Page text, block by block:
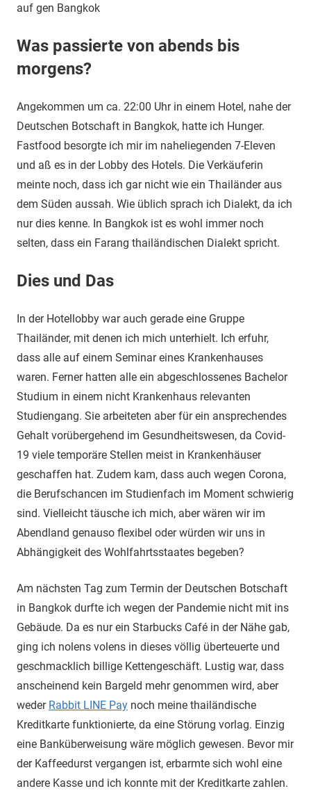
auf gen Bangkok
Was passierte von abends bis
morgens?
Angekommen um ca. 22:00 Uhr in einem Hotel, nahe der
Deutschen Botschaft in Bangkok, hatte ich Hunger.
Fastfood besorgte ich mir im naheliegenden 7-Eleven
und aß es in der Lobby des Hotels. Die Verkäuferin
meinte noch, dass ich gar nicht wie ein Thailänder aus
dem Süden aussah. Wie üblich sprach ich Dialekt, da ich
nur dies kenne. In Bangkok ist es wohl immer noch
selten, dass ein Farang thailändischen Dialekt spricht.
Dies und Das
In der Hotellobby war auch gerade eine Gruppe
Thailänder, mit denen ich mich unterhielt. Ich erfuhr,
dass alle auf einem Seminar eines Krankenhauses
waren. Ferner hatten alle ein abgeschlossenes Bachelor
Studium in einem nicht Krankenhaus relevanten
Studiengang. Sie arbeiteten aber für ein ansprechendes
Gehalt vorübergehend im Gesundheitswesen, da Covid-
19 viele temporäre Stellen meist in Krankenhäuser
geschaffen hat. Zudem kam, dass auch wegen Corona,
die Berufschancen im Studienfach im Moment schwierig
sind. Vielleicht täusche ich mich, aber wären wir im
Abendland genauso flexibel oder würden wir uns in
Abhängigkeit des Wohlfahrtsstaates begeben?
Am nächsten Tag zum Termin der Deutschen Botschaft
in Bangkok durfte ich wegen der Pandemie nicht mit ins
Gebäude. Da es nur ein Starbucks Café in der Nähe gab,
ging ich nolens volens in dieses völlig überteuerte und
geschmacklich billige Kettengeschäft. Lustig war, dass
anscheinend kein Bargeld mehr genommen wird, aber
weder Rabbit LINE Pay noch meine thailändische
Kreditkarte funktionierte, da eine Störung vorlag. Einzig
eine Banküberweisung wäre möglich gewesen. Bevor mir
der Kaffeedurst vergangen ist, erbarmte sich wohl eine
andere Kasse und ich konnte mit der Kreditkarte zahlen.